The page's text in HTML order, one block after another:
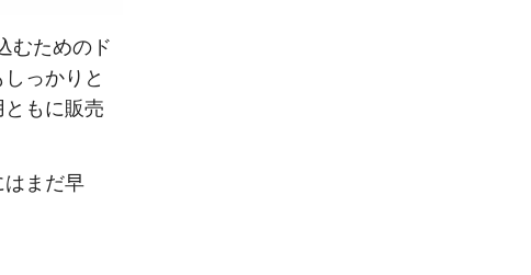
むためのド
っかりと
もに販売
はまだ早